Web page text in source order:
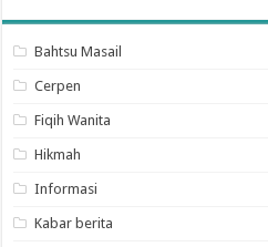
Bahtsu Masail
Cerpen
Fiqih Wanita
Hikmah
Informasi
Kabar berita